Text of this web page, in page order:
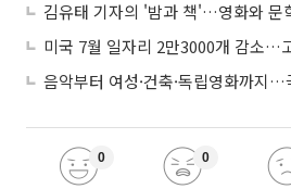
미국 7월 일자리 2만3000개 감소…
0 0